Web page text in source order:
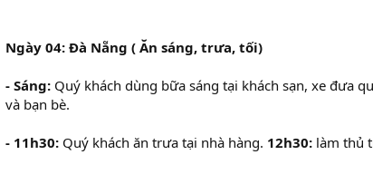
Ngày 04: Đà Nẵng ( Ăn sáng, trưa, tối)
- Sáng: Quý khách dùng bữa sáng tại khách sạn, xe đưa
và bạn bè.
- 11h30: Quý khách ăn trưa tại nhà hàng. 12h30: làm thủ